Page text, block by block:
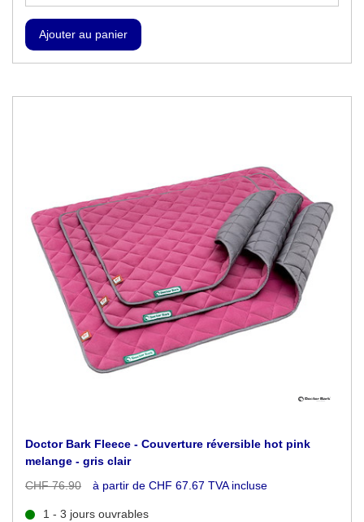
Doctor Bark Fleece - Couverture réversible hot pink
melange - gris clair
CHF 76.90
à partir de CHF 67.67 TVA incluse
1 - 3 jours ouvrables